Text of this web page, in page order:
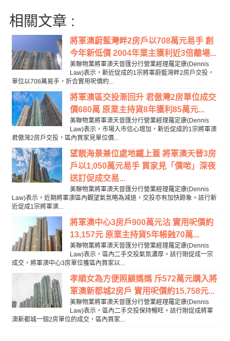
相關文章 :
將軍澳蔚藍灣畔2房戶以708萬元易手 創
今年新低價 2004年業主獲利近3倍離場...
美聯物業將軍澳天晉匯分行營業經理羅定康(Dennis
Law)表示，新近促成的1宗將軍蔚藍灣畔2房戶交投，
單位以708萬易手，折合實用呎價約...
將軍澳區交投漸回升 君傲灣2房單位成交
價680萬 原業主持貨8年獲利85萬元...
美聯物業將軍澳天晉匯分行營業經理羅定康(Dennis
Law)表示，市場入市信心增加，新近促成的1宗將軍澳
君傲灣2房戶交投，區內買家見單位價...
望靚海景兼位處地鐵上蓋 將軍澳天晉3房
戶以1,050萬元易手 買家見「價啱」深夜
送訂促成交易...
美聯物業將軍澳天晉匯分行營業經理羅定康(Dennis
Law)表示，近期將軍澳區內觀望氣氛略為減退，交投亦有加快跡象。該行新
近促成1宗將軍澳...
將軍澳中心3房戶900萬元沽 實用呎價約
13,157元 原業主持貨5年帳蝕70萬...
美聯物業將軍澳天晉匯分行營業經理羅定康(Dennis
Law)表示，區內二手交投氣氛濃厚。該行剛促成一宗
成交，將軍澳中心3房單位獲區內買家以...
孝順女為方便照顧媽媽 斥572萬元購入將
軍澳新都城2房戶 實用呎價約15,758元...
美聯物業將軍澳天晉匯分行營業經理羅定康(Dennis
Law)表示，區內二手交投保持暢旺。該行剛促成將軍
澳新都城一個2房單位的成交，區內買家...